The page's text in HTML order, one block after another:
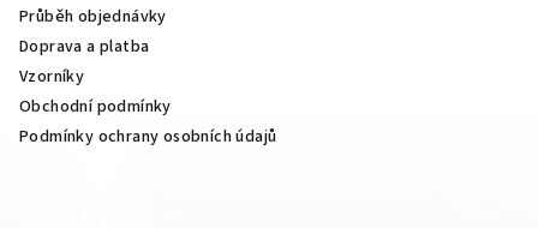
Průběh objednávky
Doprava a platba
Vzorníky
Obchodní podmínky
Podmínky ochrany osobních údajů